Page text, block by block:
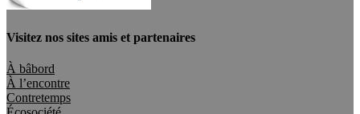
Visitez nos sites amis et partenaires
À bâbord
À l’encontre
Contretemps